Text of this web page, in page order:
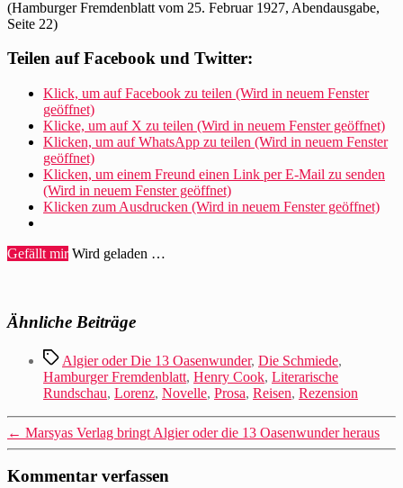
(Hamburger Fremdenblatt vom 25. Februar 1927, Abendausgabe,
Seite 22)
Teilen auf Facebook und Twitter:
Klick, um auf Facebook zu teilen (Wird in neuem Fenster
geöffnet)
Klicke, um auf X zu teilen (Wird in neuem Fenster geöffnet)
Klicken, um auf WhatsApp zu teilen (Wird in neuem Fenster
geöffnet)
Klicken, um einem Freund einen Link per E-Mail zu senden
(Wird in neuem Fenster geöffnet)
Klicken zum Ausdrucken (Wird in neuem Fenster geöffnet)
Gefällt mir Wird geladen …
Ähnliche Beiträge
Schlagwörter
Algier oder Die 13 Oasenwunder, Die Schmiede,
Hamburger Fremdenblatt, Henry Cook, Literarische
Rundschau, Lorenz, Novelle, Prosa, Reisen, Rezension
← Marsyas Verlag bringt Algier oder die 13 Oasenwunder heraus
Kommentar verfassen